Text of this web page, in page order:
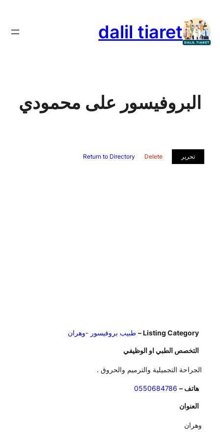
إلى
المحتوى
dalil tiaret
البروفيسور على محمودي
تحرير Delete
Return to Directory
Listing Category – طبيب بروفيسور -وهران
التخصص الطبي او الوظيفي
الجراحة التجميلية والترميم والحروق .
هاتف – 0550684786
العنوان
وهران